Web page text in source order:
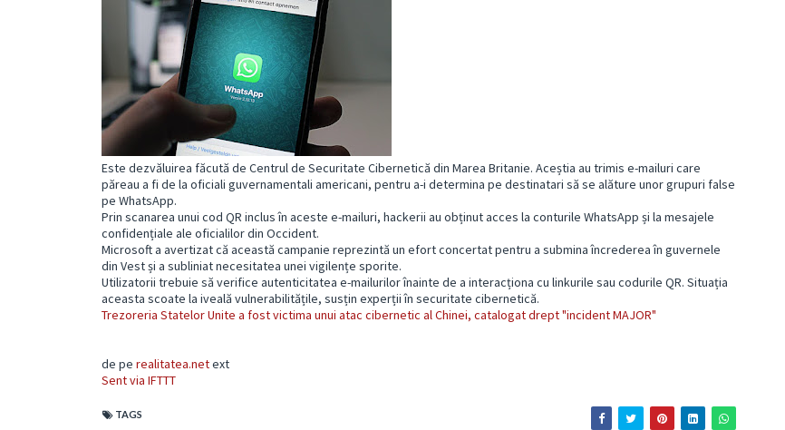
Este dezvăluirea făcută de Centrul de Securitate Cibernetică din Marea Britanie. Aceștia au trimis e-mailuri care
păreau a fi de la oficiali guvernamentali americani, pentru a-i determina pe destinatari să se alăture unor grupuri false
pe WhatsApp.
Prin scanarea unui cod QR inclus în aceste e-mailuri, hackerii au obținut acces la conturile WhatsApp și la mesajele
confidențiale ale oficialilor din Occident.
Microsoft a avertizat că această campanie reprezintă un efort concertat pentru a submina încrederea în guvernele
din Vest și a subliniat necesitatea unei vigilențe sporite.
Utilizatorii trebuie să verifice autenticitatea e-mailurilor înainte de a interacționa cu linkurile sau codurile QR. Situația
aceasta scoate la iveală vulnerabilitățile, susțin experții în securitate cibernetică.
Trezoreria Statelor Unite a fost victima unui atac cibernetic al Chinei, catalogat drept "incident MAJOR"
de pe realitatea.netext
Sent via IFTTT
TAGS